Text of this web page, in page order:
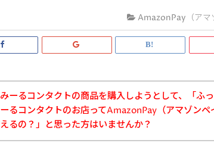
AmazonPay（アマ
ーるコンタクトの商品を購入しようとして、「ふ
るコンタクトのお店ってAmazonPay（アマゾンペ
るの？」と思った方はいませんか？